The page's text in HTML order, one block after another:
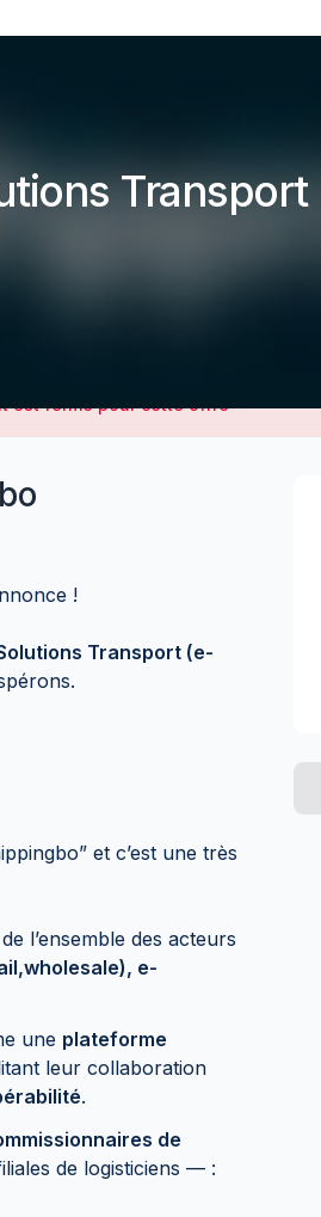
Transport
est fermé pour cette offre
!
Transport (e-
et c’est une très
l’ensemble des acteurs
e-
une plateforme
leur collaboration
.
de
de logisticiens — :